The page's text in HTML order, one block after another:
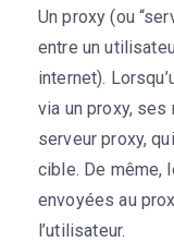
Un proxy (ou
entre un
internet).
via un proxy, ses
serveur proxy,
cible. De même,
envoyées au
l’utilisateur.